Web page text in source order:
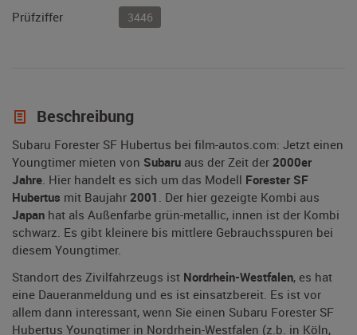
Prüfziffer
3446
Beschreibung
Subaru Forester SF Hubertus bei film-autos.com: Jetzt einen
Youngtimer mieten von Subaru aus der Zeit der 2000er
Jahre . Hier handelt es sich um das Modell Forester SF
Hubertus mit Baujahr 2001 . Der hier gezeigte Kombi aus
Japan hat als Außenfarbe grün-metallic, innen ist der Kombi
schwarz. Es gibt kleinere bis mittlere Gebrauchsspuren bei
diesem Youngtimer.
Standort des Zivilfahrzeugs ist Nordrhein-Westfalen, es hat
eine Daueranmeldung und es ist einsatzbereit. Es ist vor
allem dann interessant, wenn Sie einen Subaru Forester SF
Hubertus Youngtimer in Nordrhein-Westfalen (z.b. in Köln,